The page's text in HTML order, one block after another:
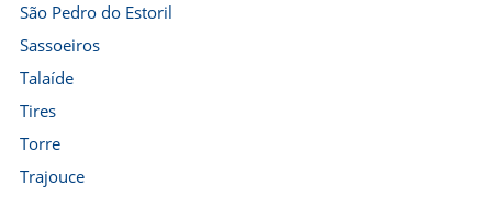
São Pedro do Estoril
Sassoeiros
Talaíde
Tires
Torre
Trajouce